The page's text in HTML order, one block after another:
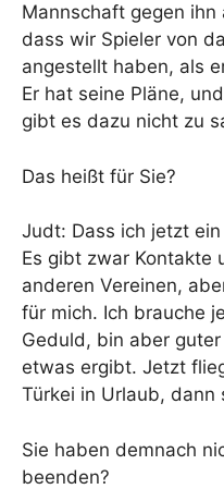
Mannschaft gegen ihn
dass wir Spieler von
angestellt haben, als
Er hat seine Pläne,
gibt es dazu nicht zu
Das heißt für Sie?
Judt: Dass ich jetzt
Es gibt zwar Kontakte
anderen Vereinen,
für mich. Ich brauche
Geduld, bin aber
etwas ergibt. Jetzt
Türkei in Urlaub, dann
Sie haben demnach
beenden?